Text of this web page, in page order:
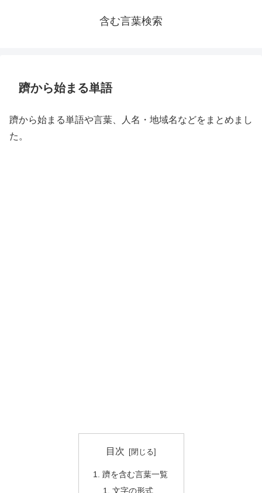
含む言葉検索
躋から始まる単語
躋から始まる単語や言葉、人名・地域名などをまとめまし
た。
目次
躋を含む言葉一覧
文字の形式